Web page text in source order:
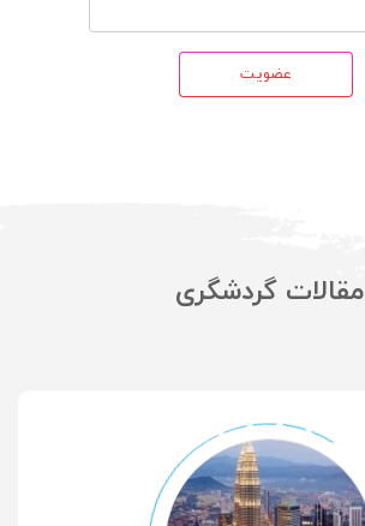
عضویت
مقالات گردشگری